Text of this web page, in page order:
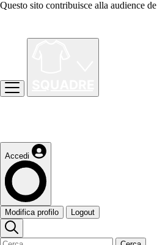
Questo sito contribuisce alla audience de
Accedi
Modifica profilo Logout